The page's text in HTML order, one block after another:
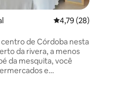
5, 333 avaliações
4,79 de uma
4,79 (28)
de Córdoba nesta
da rivera, a menos
da mesquita, você
e
a vila tem wi-fi de
como dois terraços